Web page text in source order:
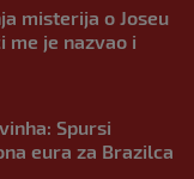
misterija o Joseu
me je nazvao i
Spursi
eura za Brazilca